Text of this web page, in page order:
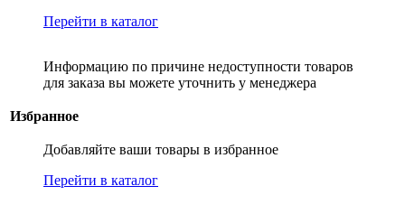
Перейти в каталог
Информацию по причине недоступности товаров
для заказа вы можете уточнить у менеджера
Избранное
Добавляйте ваши товары в избранное
Перейти в каталог